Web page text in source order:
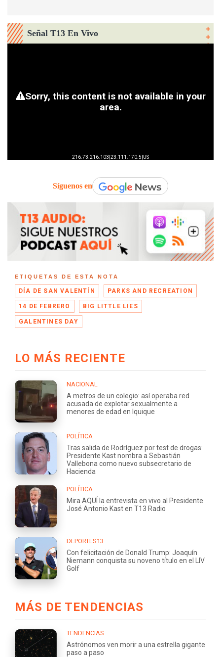
Señal T13 En Vivo
Síguenos en
ETIQUETAS DE ESTA NOTA
DÍA DE SAN VALENTÍN PARKS AND RECREATION
14 DE FEBRERO BIG LITTLE LIES
GALENTINES DAY
LO MÁS RECIENTE
NACIONAL
A metros de un colegio: así operaba red
acusada de explotar sexualmente a
menores de edad en Iquique
POLÍTICA
Tras salida de Rodríguez por test de drogas:
Presidente Kast nombra a Sebastián
Vallebona como nuevo subsecretario de
Hacienda
POLÍTICA
Mira AQUÍ la entrevista en vivo al Presidente
José Antonio Kast en T13 Radio
DEPORTES13
Con felicitación de Donald Trump: Joaquín
Niemann conquista su noveno título en el LIV
Golf
MÁS DE TENDENCIAS
TENDENCIAS
Astrónomos ven morir a una estrella gigante
paso a paso